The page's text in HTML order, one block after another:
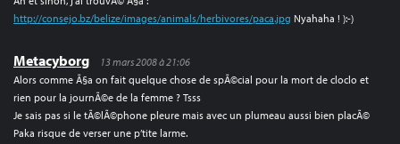
http://consejo.bz/belize/images/animals/herbivores/paca.jpg Nyahaha ! ):-)
Metacyborg
13 mars 2008 à 21:06
Alors comme Ã§a on fait quelque chose de spÃ©cial pour la mort de cloclo et
rien pour la journÃ©e de la femme ? Tsss
Je sais pas si le tÃ©lÃ©phone pleure mais avec un plumeau aussi bien placÃ©
Paka risque de verser une p’tite larme.